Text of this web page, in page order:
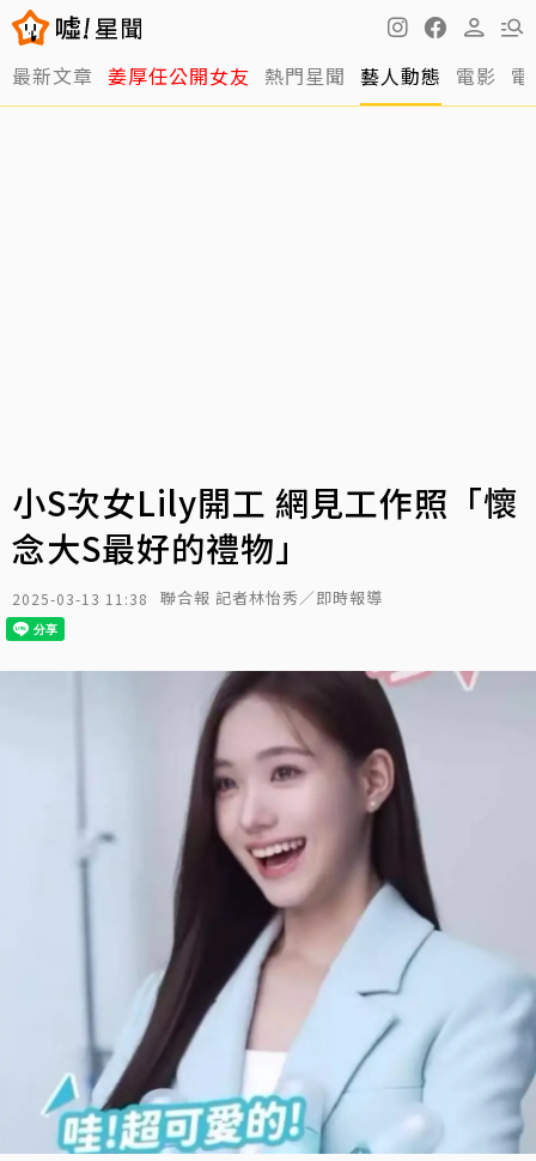
最新文章 姜厚任公開女友 熱門星聞 藝人動態 電影
小S次女Lily開工 網見工作照「懷
念大S最好的禮物」
2025-03-13 11:38 聯合報 記者林怡秀／即時報導